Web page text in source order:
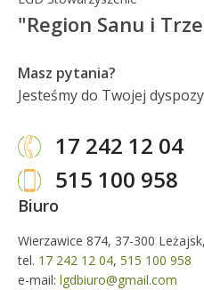
"Region Sanu i
Masz pytania?
Jesteśmy do Twojej
17 242 12 04
515 100 958
Biuro
Wierzawice 874, 37-300 Leżajsk,
tel. 17 242 12 04, 515 100 958
e-mail: lgdbiuro@gmail.com